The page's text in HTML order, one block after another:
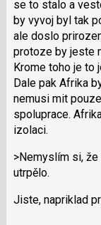
pro
následující
a
P
pro
předchozí
nový
názor
se to stalo a
by vyvoj byl tak
ale doslo
protoze by jeste
Krome toho je to
Dale pak Afrika
nemusi mit
spoluprace.
izolaci.
>Nemyslím si,
utrpělo.
Jiste, napriklad